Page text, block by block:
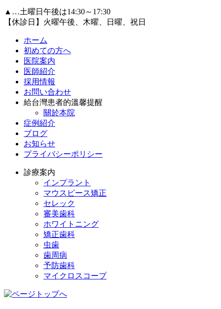
▲…土曜日午後は14:30～17:30
【休診日】火曜午後、木曜、日曜、祝日
ホーム
初めての方へ
医院案内
医師紹介
採用情報
お問い合わせ
給台灣患者的溫馨提醒
關於本院
症例紹介
ブログ
お知らせ
プライバシーポリシー
診療案内
インプラント
マウスピース矯正
セレック
審美歯科
ホワイトニング
矯正歯科
虫歯
歯周病
予防歯科
マイクロスコープ